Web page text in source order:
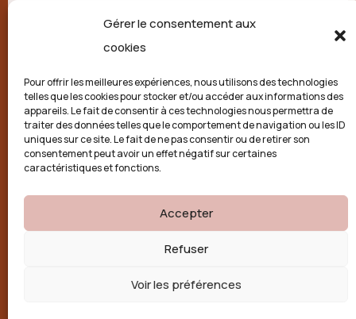
Gérer le consentement aux
cookies
Pour offrir les meilleures expériences, nous utilisons des technologies
telles que les cookies pour stocker et/ou accéder aux informations des
appareils. Le fait de consentir à ces technologies nous permettra de
traiter des données telles que le comportement de navigation ou les ID
uniques sur ce site. Le fait de ne pas consentir ou de retirer son
consentement peut avoir un effet négatif sur certaines
caractéristiques et fonctions.
Accepter
Refuser
Voir les préférences
21 route de Palisse,
Politique de confidentialité
Conditions générales